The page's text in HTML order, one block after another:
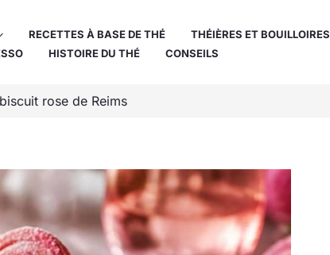
RECETTES À BASE DE THÉ THÉIÈRES ET BOUILLOIRES
HISTOIRE DU THÉ CONSEILS
rose de Reims